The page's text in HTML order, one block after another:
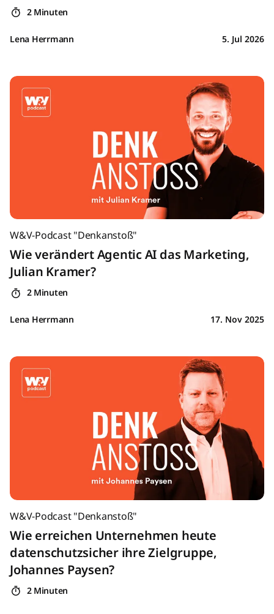
2 Minuten
Lena Herrmann 5. Jul 2026
W&V-Podcast "Denkanstoß"
Wie verändert Agentic AI das Marketing,
Julian Kramer?
2 Minuten
Lena Herrmann 17. Nov 2025
W&V-Podcast "Denkanstoß"
Wie erreichen Unternehmen heute
datenschutzsicher ihre Zielgruppe,
Johannes Paysen?
2 Minuten